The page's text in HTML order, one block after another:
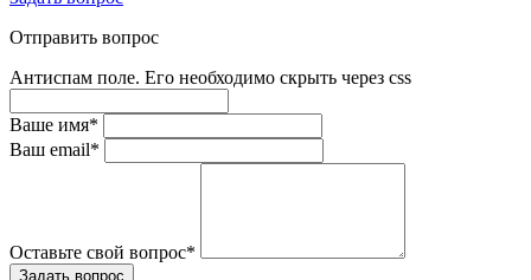
Отправить вопрос
Антиспам поле. Его необходимо скрыть через css
Ваше имя*
Ваш email*
Оставьте свой вопрос*